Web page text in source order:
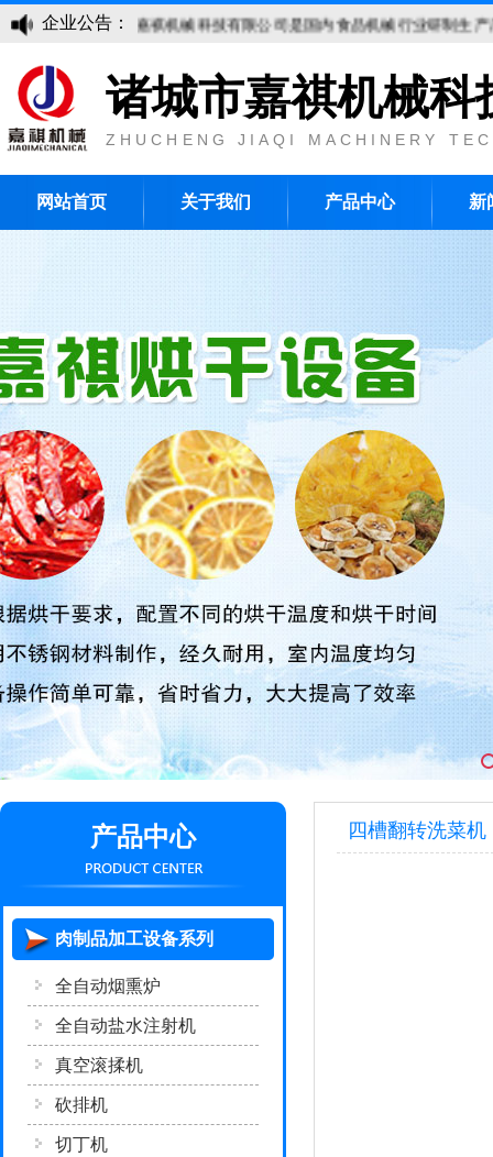
企业公告：
诸城市嘉祺机械科技有限公司是国内食品机械行业研制生产厂
诸城市嘉祺机械科
ZHUCHENG JIAQI MACHINERY
网站首页 关于我们 产品中心 新
产品中心
肉制品加工设备系列
全自动烟熏炉
全自动盐水注射机
真空滚揉机
砍排机
切丁机
四槽翻转洗菜机